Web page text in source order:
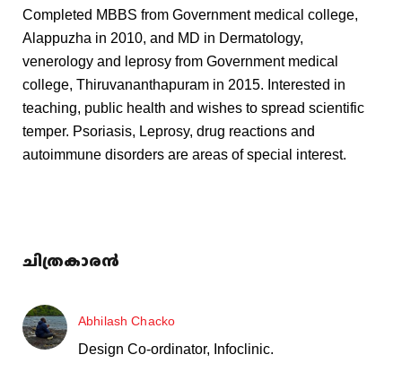
Completed MBBS from Government medical college,
Alappuzha in 2010, and MD in Dermatology,
venerology and leprosy from Government medical
college, Thiruvananthapuram in 2015. Interested in
teaching, public health and wishes to spread scientific
temper. Psoriasis, Leprosy, drug reactions and
autoimmune disorders are areas of special interest.
ചിത്രകാരൻ
Abhilash Chacko
Design Co-ordinator, Infoclinic.